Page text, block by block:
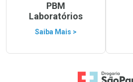
PBM
Laboratórios
Saiba Mais >
Ir para a Home